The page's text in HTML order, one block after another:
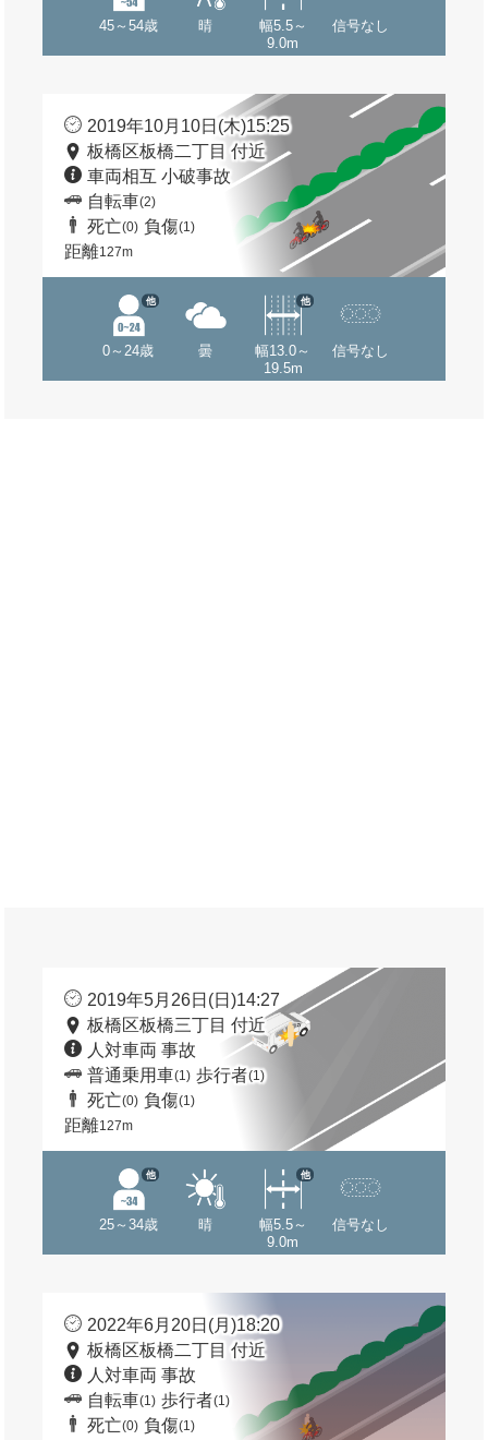
45～54歳 晴
幅5.5～
9.0m
信号なし
2019年10月10日(木)15:25
板橋区板橋二丁目 付近
車両相互 小破事故
自転車(2)
死亡(0) 負傷(1)
距離127m
0～24歳
他
曇
幅13.0～
19.5m
他
信号なし
2019年5月26日(日)14:27
板橋区板橋三丁目 付近
人対車両 事故
普通乗用車(1) 歩行者(1)
死亡(0) 負傷(1)
距離127m
25～34歳
他
晴
幅5.5～
9.0m
他
信号なし
2022年6月20日(月)18:20
板橋区板橋二丁目 付近
人対車両 事故
自転車(1) 歩行者(1)
死亡(0) 負傷(1)